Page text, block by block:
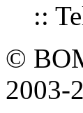
::
©
2003-